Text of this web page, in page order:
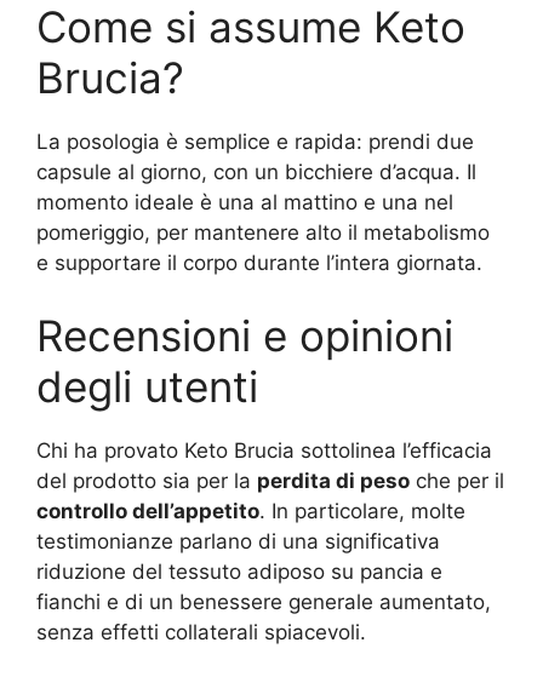
Come si assume Keto
Brucia?
La posologia è semplice e rapida: prendi due
capsule al giorno, con un bicchiere d’acqua. Il
momento ideale è una al mattino e una nel
pomeriggio, per mantenere alto il metabolismo
e supportare il corpo durante l’intera giornata.
Recensioni e opinioni
degli utenti
Chi ha provato Keto Brucia sottolinea l’efficacia
del prodotto sia per la perdita di peso che per il
controllo dell’appetito. In particolare, molte
testimonianze parlano di una significativa
riduzione del tessuto adiposo su pancia e
fianchi e di un benessere generale aumentato,
senza effetti collaterali spiacevoli.